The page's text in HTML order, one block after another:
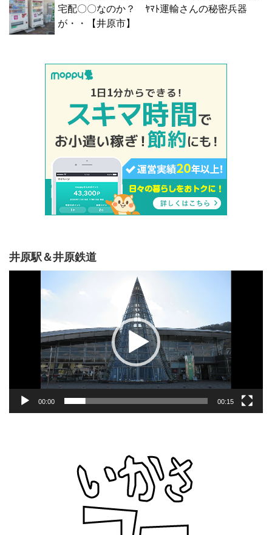
宅配〇〇なのか？ ﾔﾏﾄ運輸さんの秘密兵器
が・・【井原市】
井原駅＆井原鉄道
00:00 00:15